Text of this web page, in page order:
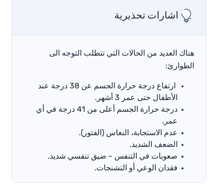
اشارات تحذيرية
هناك العديد من الحالات التي تتطلب التوجه الى
الطوارئ:
ارتفاع درجة حرارة الجسم عن 38 درجة عند
الأطفال حتى عمر 3 أشهر.
درجة حرارة الجسم أعلى من 41 درجة في أي
عمر.
عدم الاستجابة، النعاس (الفتور).
الضعف الشديد.
صعوبات في التنفس - ضيق تنفسي شديد.
فقدان الوعي أو التشنجات.